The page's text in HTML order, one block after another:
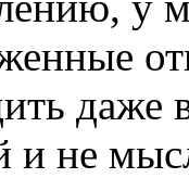
даже
и не